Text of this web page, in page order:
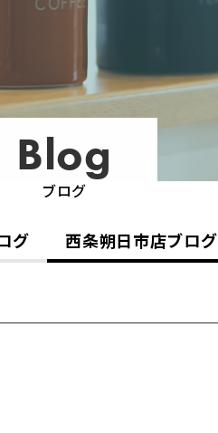
Blog
ブログ
グ 西条朔日市店ブログ